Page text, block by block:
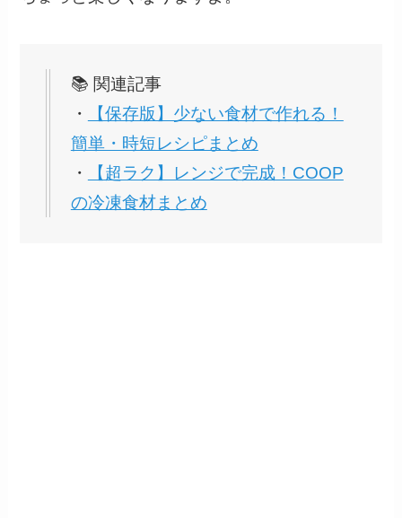
📚 関連記事
・
【保存版】少ない食材で作れる！
簡単・時短レシピまとめ
・
【超ラク】レンジで完成！COOP
の冷凍食材まとめ